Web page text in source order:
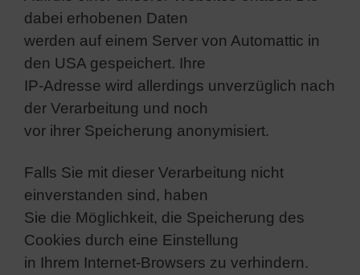
dabei erhobenen Daten
werden auf einem Server von Automattic in
den USA gespeichert. Ihre
IP-Adresse wird allerdings unverzüglich nach
der Verarbeitung und noch
vor ihrer Speicherung anonymisiert.
Falls Sie mit dieser Verarbeitung nicht
einverstanden sind, haben
Sie die Möglichkeit, die Speicherung des
Cookies durch eine Einstellung
in Ihrem Internet-Browsers zu verhindern.